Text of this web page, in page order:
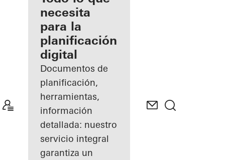
registrado
Descubre
mi área
de
trabajo
necesita
para la
planificación
digital
Documentos de
planificación,
herramientas,
información
detallada: nuestro
servicio integral
garantiza un